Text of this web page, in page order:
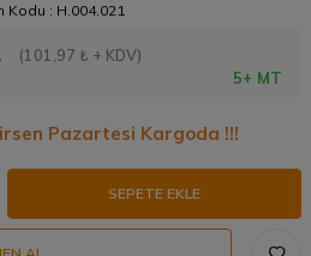
Kodu : H.004.021
(101,97 ₺ + KDV)
5+ MT
Pazartesi Kargoda !!!
SEPETE EKLE